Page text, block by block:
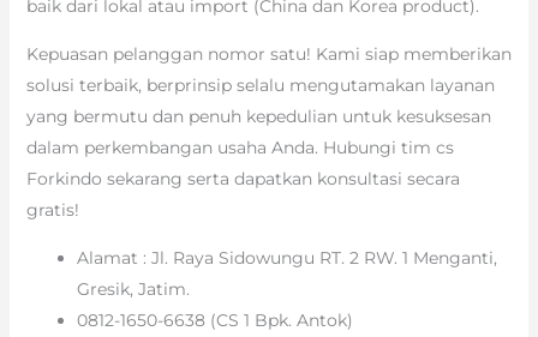
baik dari lokal atau import (China dan Korea product).
Kepuasan pelanggan nomor satu! Kami siap memberikan
solusi terbaik, berprinsip selalu mengutamakan layanan
yang bermutu dan penuh kepedulian untuk kesuksesan
dalam perkembangan usaha Anda. Hubungi tim cs
Forkindo sekarang serta dapatkan konsultasi secara
gratis!
Alamat : Jl. Raya Sidowungu RT. 2 RW. 1 Menganti,
Gresik, Jatim.
0812-1650-6638 (CS 1 Bpk. Antok)